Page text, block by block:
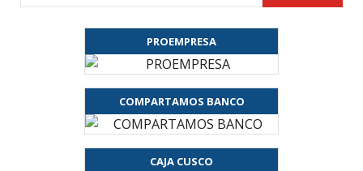
PROEMPRESA
COMPARTAMOS BANCO
CAJA CUSCO